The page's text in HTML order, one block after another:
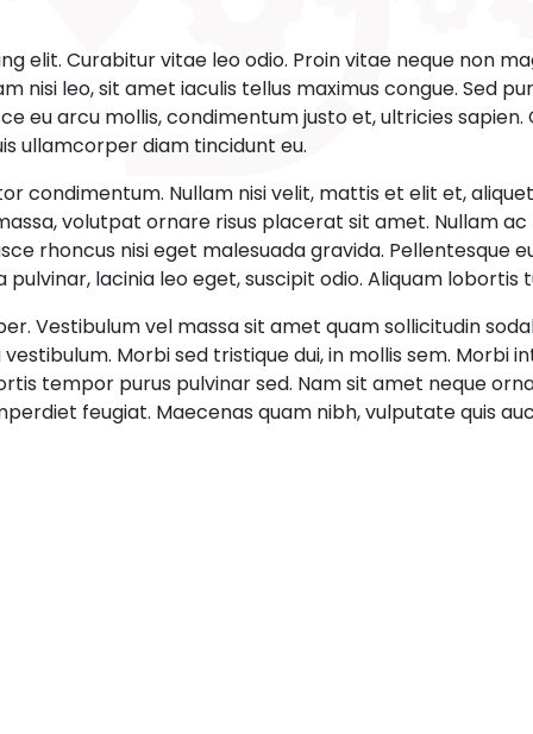
elit. Curabitur vitae leo odio. Proin vitae neque non
nisi leo, sit amet iaculis tellus maximus congue. Sed
eu arcu mollis, condimentum justo et, ultricies
ullamcorper diam tincidunt eu.
condimentum. Nullam nisi velit, mattis et elit et,
volutpat ornare risus placerat sit amet. Nullam
rhoncus nisi eget malesuada gravida. Pellentesque
lacinia leo eget, suscipit odio. Aliquam
Vestibulum vel massa sit amet quam sollicitudin
Morbi sed tristique dui, in mollis sem. Morbi
tempor purus pulvinar sed. Nam sit amet neque
feugiat. Maecenas quam nibh, vulputate quis